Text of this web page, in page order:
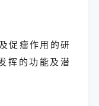
促瘤作用的研
挥的功能及潜